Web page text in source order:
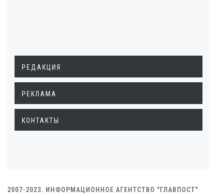
РЕДАКЦИЯ
РЕКЛАМА
КОНТАКТЫ
2007-2023. ИНФОРМАЦИОННОЕ АГЕНТСТВО "ГЛАВПОСТ"